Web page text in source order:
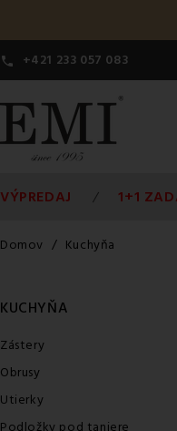
 +421 233 057 083
VÝPREDAJ 1+1
Domov Kuchyňa
KUCHYŇA
Zástery
Obrusy
Utierky
Podložky pod taniere